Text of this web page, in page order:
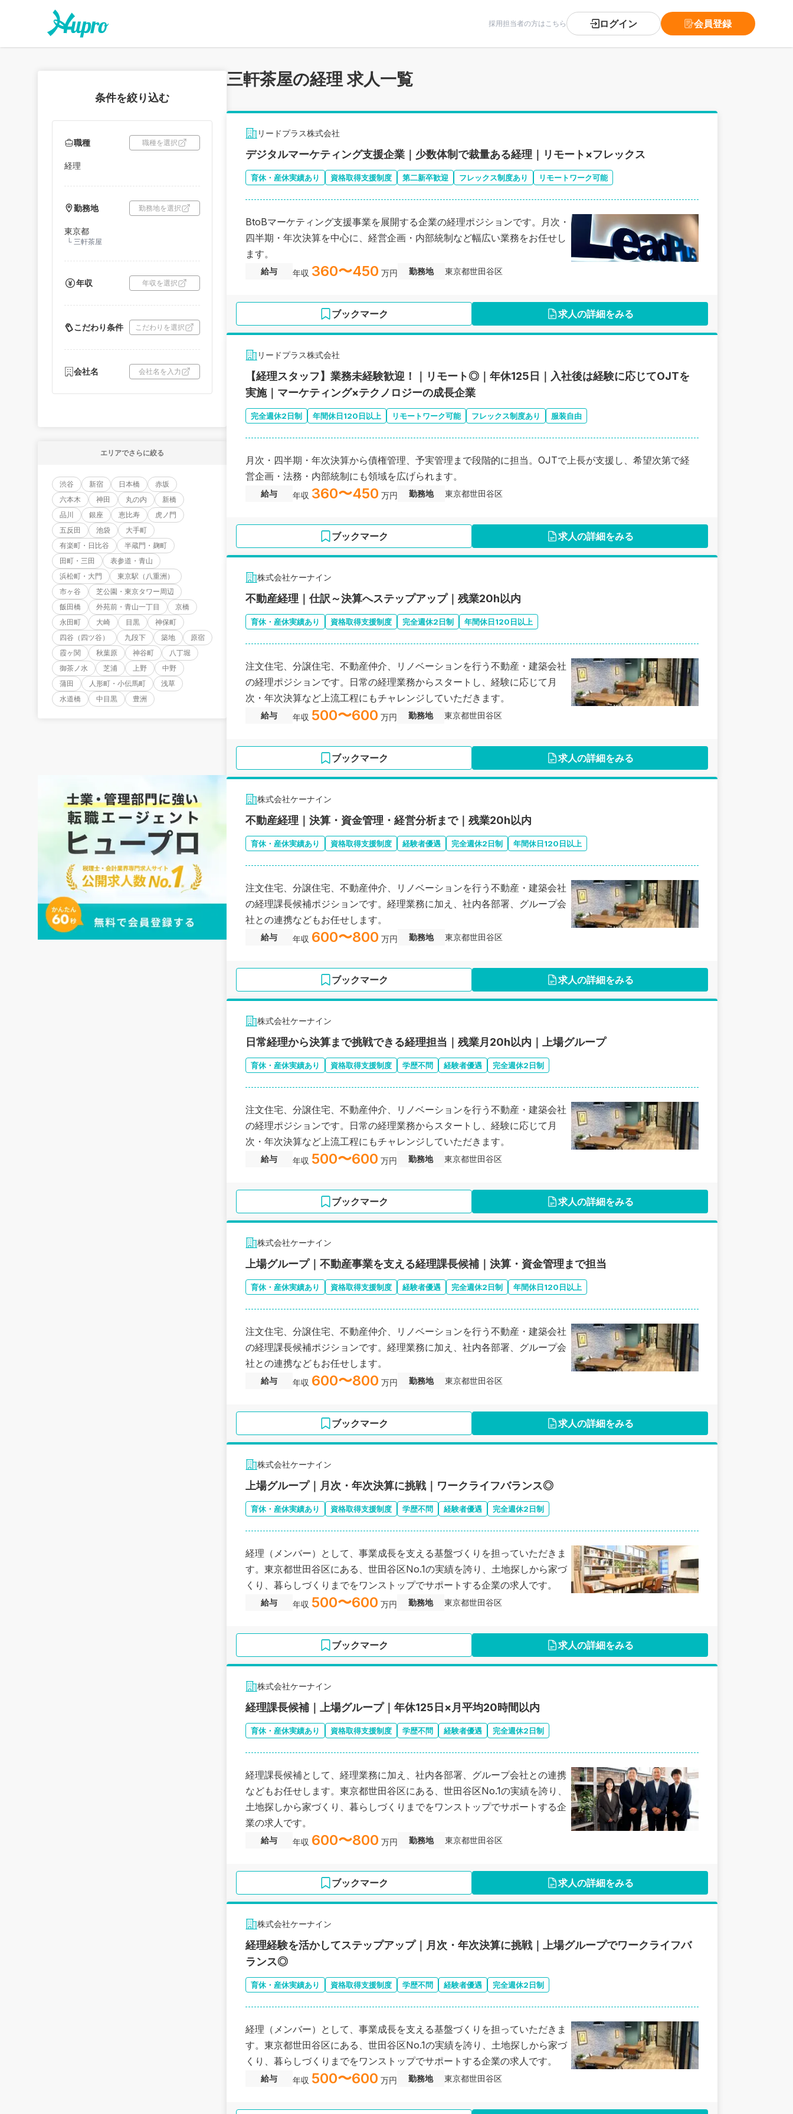
採用担当者の方はこちら ログイン 会員登録
条件を絞り込む
職種 職種を選択
経理
勤務地 勤務地を選択
東京都
└ 三軒茶屋
年収 年収を選択
こだわり条件 こだわりを選択
会社名 会社名を入力
エリアでさらに絞る
渋谷 新宿 日本橋
赤坂
六本木
神田 丸の内
新橋
品川
銀座 恵比寿
虎ノ門
五反田
池袋
大手町
有楽町・日比谷
半蔵門・麹町
田町・三田
表参道・青山
浜松町・大門
東京駅（八重洲）
市ヶ谷
芝公園・東京タワー周辺
飯田橋
外苑前・青山一丁目
京橋
永田町
大崎 目黒
神保町
四谷（四ツ谷）
九段下 築地
原宿
霞ヶ関
秋葉原 神谷町
八丁堀
御茶ノ水
芝浦 上野
中野
蒲田
人形町・小伝馬町
浅草
水道橋
中目黒 豊洲
三軒茶屋の経理 求人一覧
リードプラス株式会社
デジタルマーケティング支援企業｜少数体制で裁量ある経理｜リモート×フレックス
育休・産休実績あり 資格取得支援制度 第二新卒歓迎 フレックス制度あり リモートワーク可能
BtoBマーケティング支援事業を展開する企業の経理ポジションです。月次・
四半期・年次決算を中心に、経営企画・内部統制など幅広い業務をお任せし
ます。
給与 年収 360〜450 万円 勤務地 東京都世田谷区
ブックマーク 求人の詳細をみる
リードプラス株式会社
【経理スタッフ】業務未経験歓迎！｜リモート◎｜年休125日｜入社後は経験に応じてOJTを
実施｜マーケティング×テクノロジーの成長企業
完全週休2日制 年間休日120日以上 リモートワーク可能 フレックス制度あり 服装自由
月次・四半期・年次決算から債権管理、予実管理まで段階的に担当。OJTで上長が支援し、希望次第で経
営企画・法務・内部統制にも領域を広げられます。
給与 年収 360〜450 万円 勤務地 東京都世田谷区
ブックマーク 求人の詳細をみる
株式会社ケーナイン
不動産経理｜仕訳～決算へステップアップ｜残業20h以内
育休・産休実績あり 資格取得支援制度 完全週休2日制 年間休日120日以上
注文住宅、分譲住宅、不動産仲介、リノベーションを行う不動産・建築会社
の経理ポジションです。日常の経理業務からスタートし、経験に応じて月
次・年次決算など上流工程にもチャレンジしていただきます。
給与 年収 500〜600 万円 勤務地 東京都世田谷区
ブックマーク 求人の詳細をみる
株式会社ケーナイン
不動産経理｜決算・資金管理・経営分析まで｜残業20h以内
育休・産休実績あり 資格取得支援制度 経験者優遇 完全週休2日制 年間休日120日以上
注文住宅、分譲住宅、不動産仲介、リノベーションを行う不動産・建築会社
の経理課長候補ポジションです。経理業務に加え、社内各部署、グループ会
社との連携などもお任せします。
給与 年収 600〜800 万円 勤務地 東京都世田谷区
ブックマーク 求人の詳細をみる
株式会社ケーナイン
日常経理から決算まで挑戦できる経理担当｜残業月20h以内｜上場グループ
育休・産休実績あり 資格取得支援制度 学歴不問 経験者優遇 完全週休2日制
注文住宅、分譲住宅、不動産仲介、リノベーションを行う不動産・建築会社
の経理ポジションです。日常の経理業務からスタートし、経験に応じて月
次・年次決算など上流工程にもチャレンジしていただきます。
給与 年収 500〜600 万円 勤務地 東京都世田谷区
ブックマーク 求人の詳細をみる
株式会社ケーナイン
上場グループ｜不動産事業を支える経理課長候補｜決算・資金管理まで担当
育休・産休実績あり 資格取得支援制度 経験者優遇 完全週休2日制 年間休日120日以上
注文住宅、分譲住宅、不動産仲介、リノベーションを行う不動産・建築会社
の経理課長候補ポジションです。経理業務に加え、社内各部署、グループ会
社との連携などもお任せします。
給与 年収 600〜800 万円 勤務地 東京都世田谷区
ブックマーク 求人の詳細をみる
株式会社ケーナイン
上場グループ｜月次・年次決算に挑戦｜ワークライフバランス◎
育休・産休実績あり 資格取得支援制度 学歴不問 経験者優遇 完全週休2日制
経理（メンバー）として、事業成長を支える基盤づくりを担っていただきま
す。東京都世田谷区にある、世田谷区No.1の実績を誇り、土地探しから家づ
くり、暮らしづくりまでをワンストップでサポートする企業の求人です。
給与 年収 500〜600 万円 勤務地 東京都世田谷区
ブックマーク 求人の詳細をみる
株式会社ケーナイン
経理課長候補｜上場グループ｜年休125日×月平均20時間以内
育休・産休実績あり 資格取得支援制度 学歴不問 経験者優遇 完全週休2日制
経理課長候補として、経理業務に加え、社内各部署、グループ会社との連携
などもお任せします。東京都世田谷区にある、世田谷区No.1の実績を誇り、
土地探しから家づくり、暮らしづくりまでをワンストップでサポートする企
業の求人です。
給与 年収 600〜800 万円 勤務地 東京都世田谷区
ブックマーク 求人の詳細をみる
株式会社ケーナイン
経理経験を活かしてステップアップ｜月次・年次決算に挑戦｜上場グループでワークライフバ
ランス◎
育休・産休実績あり 資格取得支援制度 学歴不問 経験者優遇 完全週休2日制
経理（メンバー）として、事業成長を支える基盤づくりを担っていただきま
す。東京都世田谷区にある、世田谷区No.1の実績を誇り、土地探しから家づ
くり、暮らしづくりまでをワンストップでサポートする企業の求人です。
給与 年収 500〜600 万円 勤務地 東京都世田谷区